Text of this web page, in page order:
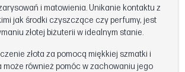
i matowienia. Unikanie kontaktu z
jak środki czyszczące czy perfumy, jest
złotej biżuterii w idealnym stanie.
złota za pomocą miękkiej szmatki i
może również pomóc w zachowaniu jego